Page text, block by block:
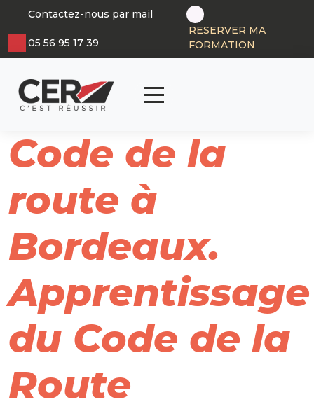
Panneau de gestion des cookies
Contactez-nous par mail
05 56 95 17 39
RESERVER MA
FORMATION
Code de la
route à
Bordeaux.
Apprentissage
du Code de la
Route